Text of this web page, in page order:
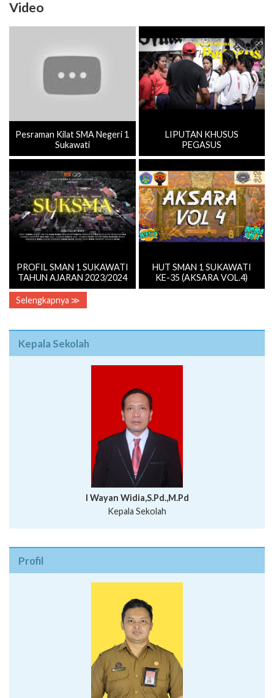
Video
Pesraman Kilat SMA Negeri 1
Sukawati
LIPUTAN KHUSUS
PEGASUS
PROFIL SMAN 1 SUKAWATI
TAHUN AJARAN 2023/2024
HUT SMAN 1 SUKAWATI
KE-35 (AKSARA VOL.4)
Selengkapnya ≫
Kepala Sekolah
I Wayan Widia,S.Pd.,M.Pd
Kepala Sekolah
Profil